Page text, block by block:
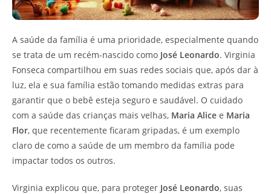
A saúde da família é uma prioridade, especialmente quando
se trata de um recém-nascido como José Leonardo. Virginia
Fonseca compartilhou em suas redes sociais que, após dar à
luz, ela e sua família estão tomando medidas extras para
garantir que o bebê esteja seguro e saudável. O cuidado
com a saúde das crianças mais velhas, Maria Alice e Maria
Flor, que recentemente ficaram gripadas, é um exemplo
claro de como a saúde de um membro da família pode
impactar todos os outros.
Virginia explicou que, para proteger José Leonardo, suas